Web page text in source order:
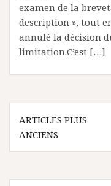
examen de la
description », tout
annulé la décision
limitation.C’est […]
Navigation
des
articles
ARTICLES PLUS
ANCIENS